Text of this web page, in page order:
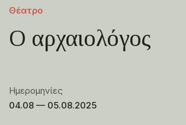
Θέατρο
Ο αρχαιολόγος
Ημερομηνίες
04.08 — 05.08.2025